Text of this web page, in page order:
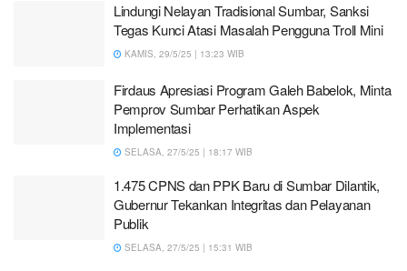
Lindungi Nelayan Tradisional Sumbar, Sanksi
Tegas Kunci Atasi Masalah Pengguna Troll Mini
KAMIS, 29/5/25 | 13:23 WIB
Firdaus Apresiasi Program Galeh Babelok, Minta
Pemprov Sumbar Perhatikan Aspek
Implementasi
SELASA, 27/5/25 | 18:17 WIB
1.475 CPNS dan PPK Baru di Sumbar Dilantik,
Gubernur Tekankan Integritas dan Pelayanan
Publik
SELASA, 27/5/25 | 15:31 WIB